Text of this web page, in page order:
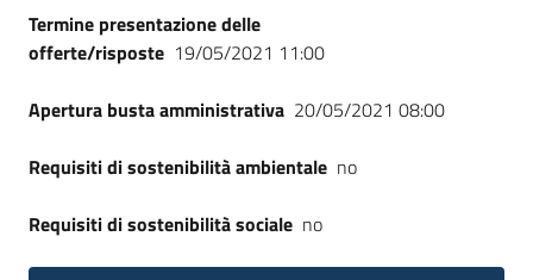
Termine presentazione delle
offerte/risposte 19/05/2021 11:00
Apertura busta amministrativa 20/05/2021 08:00
Requisiti di sostenibilità ambientale no
Requisiti di sostenibilità sociale no